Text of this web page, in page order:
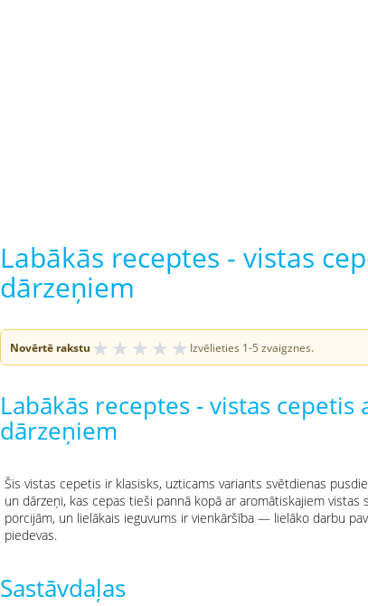
Labākās receptes - vistas
dārzeņiem
Novērtē rakstu ★ ★ ★ ★ ★ Izvēlieties 1-5 zvaigznes.
Labākās receptes - vistas
dārzeņiem
Šis vistas cepetis ir klasisks, uzticams variants svētdienas
un dārzeņi, kas cepas tieši pannā kopā ar aromātiskajiem
porcijām, un lielākais ieguvums ir vienkāršība — lielāko darbu
piedevas.
Sastāvdaļas